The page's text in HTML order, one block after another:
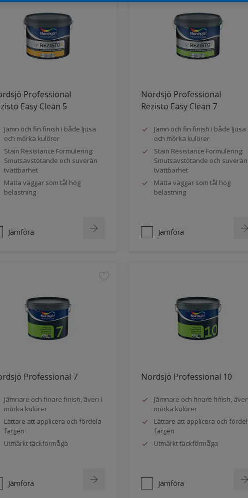
Professional
Easy Clean 5
Jämn och fin finish i både ljusa
och mörka kulörer
Stain Resistance Formulering:
Smutsavstötande och suverän
tvättbarhet
Matta väggar som tål hög
belastning
Jämföra
Nordsjö Professional
Rezisto Easy Clean 7
Jämn och fin finish i både ljusa
och mörka kulörer
Stain Resistance Formulering:
Smutsavstötande och suverän
tvättbarhet
Matta väggar som tål hög
belastning
Jämföra
Professional 7
Jämnare och finare finish, även i
mörka kulörer
Lättare att applicera och fördela
färgen
Utmärkt täckförmåga
Jämföra
Nordsjö Professional 10
Jämnare och finare finish,
mörka kulörer
Lättare att applicera och
färgen
Utmärkt täckförmåga
Jämföra